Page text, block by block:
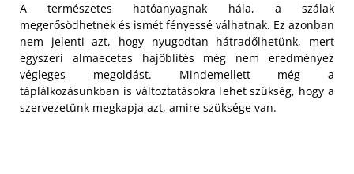
A természetes hatóanyagnak hála, a szálak
megerősödhetnek és ismét fényessé válhatnak. Ez azonban
nem jelenti azt, hogy nyugodtan hátradőlhetünk, mert
egyszeri almaecetes hajöblítés még nem eredményez
végleges megoldást. Mindemellett még a
táplálkozásunkban is változtatásokra lehet szükség, hogy a
szervezetünk megkapja azt, amire szüksége van.